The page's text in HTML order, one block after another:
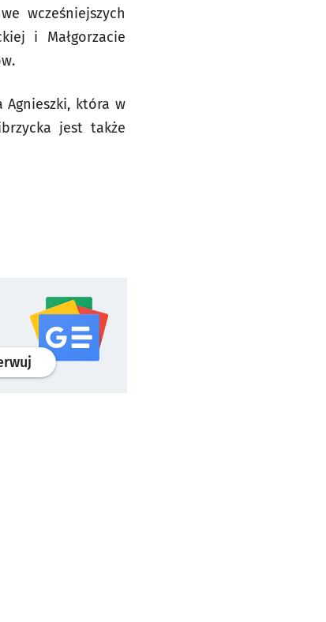
wcześniejszych
i Małgorzacie
Agnieszki, która w
jest także
profilgoogle news